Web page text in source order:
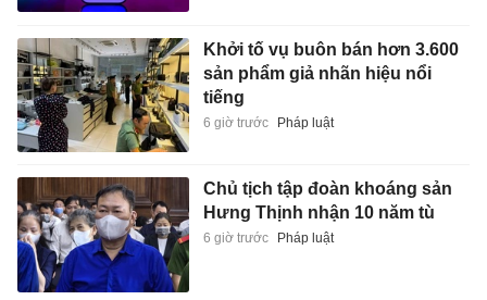
Khởi tố vụ buôn bán hơn 3.600
sản phẩm giả nhãn hiệu nổi
tiếng
6 giờ trước Pháp luật
Chủ tịch tập đoàn khoáng sản
Hưng Thịnh nhận 10 năm tù
6 giờ trước Pháp luật